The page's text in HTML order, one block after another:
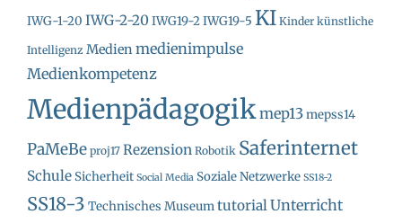
IWG-1-20 IWG-2-20 IWG19-2IWG19-5 KI Kinder künstliche
Intelligenz Medien medienimpulse
Medienkompetenz
Medienpädagogikmep13mepss14
PaMeBe proj17 Rezension Robotik Saferinternet
Schule Sicherheit Social Media Soziale Netzwerke SS18-2
SS18-3 Technisches MuseumtutorialUnterricht